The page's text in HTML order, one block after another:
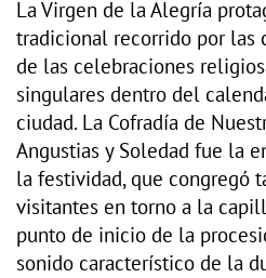
La Virgen de la Alegría
tradicional recorrido por las
de las celebraciones
singulares dentro del
ciudad. La Cofradía de
Angustias y Soledad fue la
la festividad, que congregó
visitantes en torno a la
punto de inicio de la
sonido característico de la